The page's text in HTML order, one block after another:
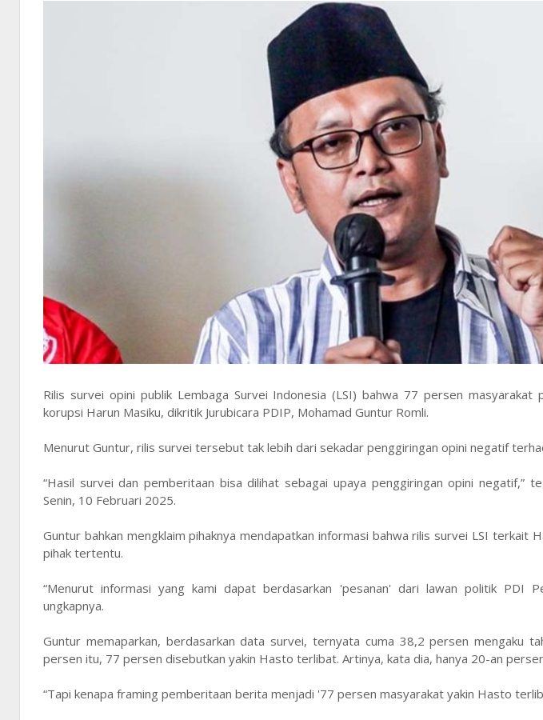
Rilis survei opini publik Lembaga Survei Indonesia (LSI) bahwa 77 persen
korupsi Harun Masiku, dikritik Jurubicara PDIP, Mohamad Guntur Romli.
Menurut Guntur, rilis survei tersebut tak lebih dari sekadar penggiringan opini negatif
“Hasil survei dan pemberitaan bisa dilihat sebagai upaya penggiringan opini negatif,”
Senin, 10 Februari 2025.
Guntur bahkan mengklaim pihaknya mendapatkan informasi bahwa rilis survei LSI terkait
pihak tertentu.
“Menurut informasi yang kami dapat berdasarkan 'pesanan' dari lawan politik PDI
ungkapnya.
Guntur memaparkan, berdasarkan data survei, ternyata cuma 38,2 persen mengaku
persen itu, 77 persen disebutkan yakin Hasto terlibat. Artinya, kata dia, hanya 20-an
“Tapi kenapa framing pemberitaan berita menjadi '77 persen masyarakat yakin Hasto